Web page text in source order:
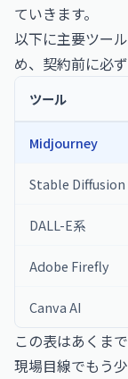
ていきます。
以下に主要ツー
め、契約前に必
ツール
Midjourney
Stable Diffusion
DALL-E系
Adobe Firefly
Canva AI
この表はあくま
現場目線でもう